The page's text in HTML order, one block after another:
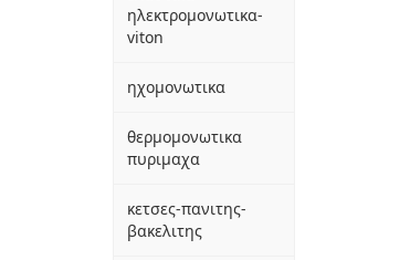
ηλεκτρομονωτικα-
viton
ηχομονωτικα
θερμομονωτικα
πυριμαχα
κετσες-πανιτης-
βακελιτης